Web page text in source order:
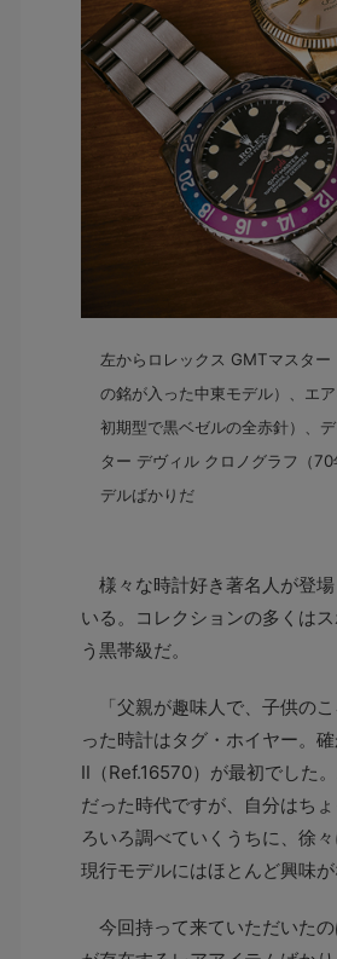
左からロレックス GMTマスタ
の銘が入った中東モデル）、エ
初期型で黒ベゼルの全赤針）、
ター デヴィル クロノグラフ（
デルばかりだ
様々な時計好き著名人が登
いる。コレクションの多くは
う黒帯級だ。
「父親が趣味人で、子供の
った時計はタグ・ホイヤー。
Ⅱ（Ref.16570）が最初でした
だった時代ですが、自分はち
ろいろ調べていくうちに、徐
現行モデルにはほとんど興味
今回持って来ていただいた